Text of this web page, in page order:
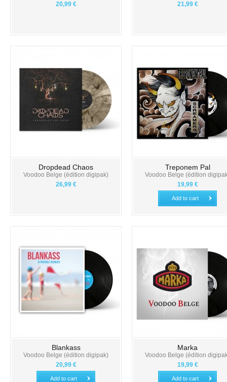
20,99 €
21,99 €
Dropdead Chaos
Voodoo Belge (édition digipak)
26,99 €
Treponem Pal
Voodoo Belge (édition
19,99 €
Add to cart
Blankass
Voodoo Belge (édition digipak)
20,99 €
Add to cart
Marka
Voodoo Belge (édition
19,99 €
Add to cart